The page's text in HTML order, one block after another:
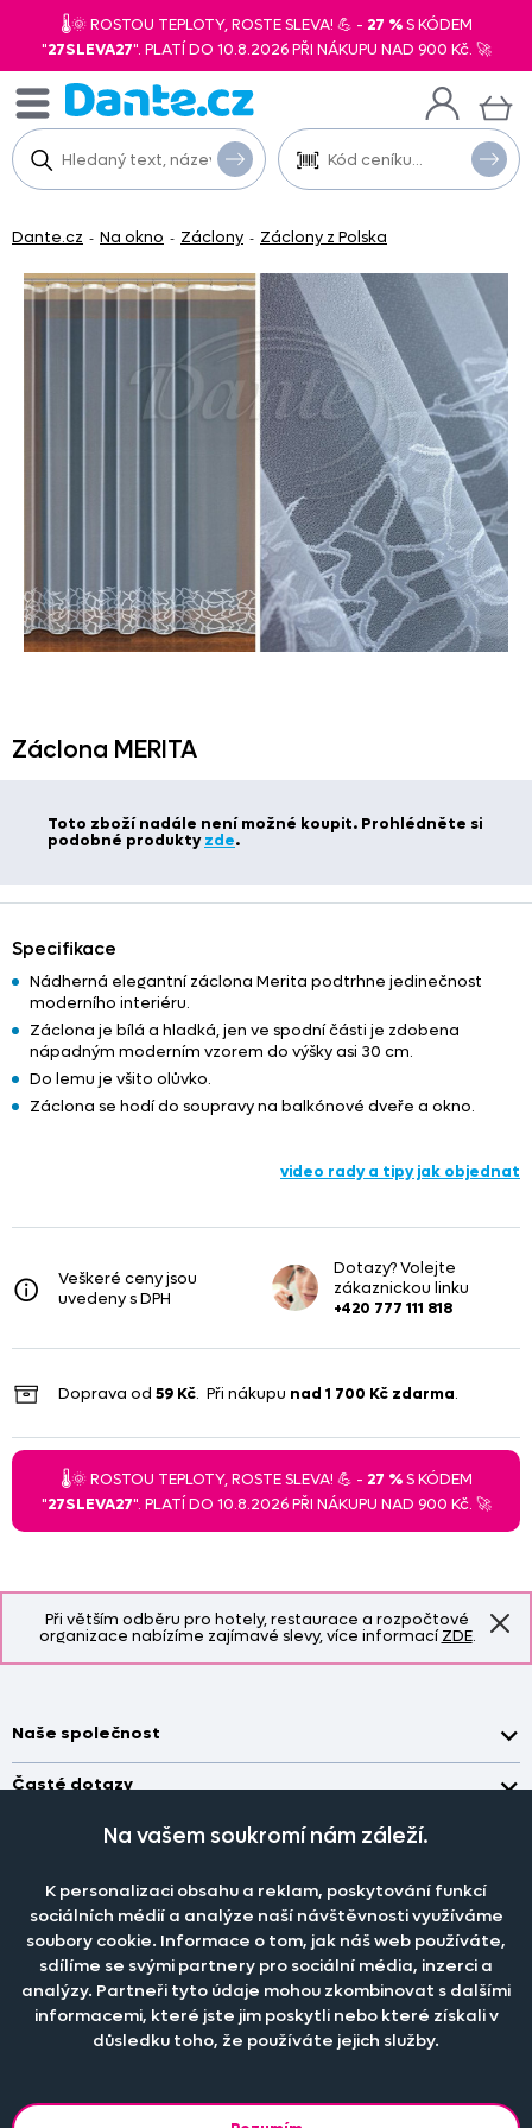
🌡️🌞 ROSTOU TEPLOTY, ROSTE SLEVA! 💪 - 27 %S KÓDEM
"27SLEVA27". PLATÍ DO 10.8.2026 PŘI NÁKUPU NAD 900 Kč. 🚀
Při větším odběru pro hotely, restaurace a rozpočtové
organizace nabízíme zajímavé slevy, více informacíZDE.
Dante.cz - Na okno - Záclony - Záclony z Polska
Záclona MERITA
Toto zboží nadále není možné koupit. Prohlédněte si
podobné produktyzde.
Specifikace
Nádherná elegantní záclona Merita podtrhne jedinečnost
moderního interiéru.
Záclona je bílá a hladká, jen ve spodní části je zdobena
nápadným moderním vzorem do výšky asi 30 cm.
Do lemu je všito olůvko.
Záclona se hodí do soupravy na balkónové dveře a okno.
video rady a tipy jak objednat
Veškeré ceny jsou
uvedeny s DPH
Dotazy? Volejte
zákaznickou linku
+420 777 111 818
Doprava od 59 Kč. Při nákupu nad 1 700 Kč zdarma.
🌡️🌞 ROSTOU TEPLOTY, ROSTE SLEVA! 💪 - 27 %S KÓDEM
"27SLEVA27". PLATÍ DO 10.8.2026 PŘI NÁKUPU NAD 900 Kč. 🚀
Staňte se členem klubu Dante.cz
Objevte slevy pro členy, získejte akční nabídky, novinky, tipy a
Naše společnost
Doprava a platba
Obchodní podmínky
Katalog zdarma
Časté dotazy
Jak prát záclony a závěsy?
Jak prát povlečení a prostěradla?
Informace o materiálech
Šití záclon a závěsů
PRODEJNÍ ODDĚLENÍ - TELEFONICKY
po-pá 7:30 - 16:00
Tel.:777 111 818
e-mail:dotazy@dante.cz
reklamace:reklamace@dante.cz
Na vašem soukromí nám záleží.
K personalizaci obsahu a reklam, poskytování funkcí
sociálních médií a analýze naší návštěvnosti využíváme
soubory cookie. Informace o tom, jak náš web používáte,
sdílíme se svými partnery pro sociální média, inzerci a
analýzy. Partneři tyto údaje mohou zkombinovat s dalšími
informacemi, které jste jim poskytli nebo které získali v
důsledku toho, že používáte jejich služby.